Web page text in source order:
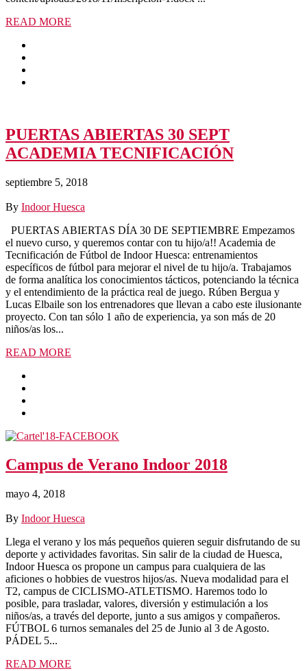
READ MORE
PUERTAS ABIERTAS 30 SEPT
ACADEMIA TECNIFICACIÓN
septiembre 5, 2018
By Indoor Huesca
PUERTAS ABIERTAS DÍA 30 DE SEPTIEMBRE Empezamos
el nuevo curso, y queremos contar con tu hijo/a!! Academia de
Tecnificación de Fútbol de Indoor Huesca: entrenamientos
específicos de fútbol para mejorar el nivel de tu hijo/a. Trabajamos
de forma analítica los conocimientos tácticos, potenciando la técnica
y el entendimiento de la práctica real de juego. Rúben Bergua y
Lucas Elbaile son los entrenadores que llevan a cabo este ilusionante
proyecto. Con tan sólo 1 año de experiencia, ya son más de 20
niños/as los...
READ MORE
Campus de Verano Indoor 2018
mayo 4, 2018
By Indoor Huesca
Llega el verano y los más pequeños quieren seguir disfrutando de su
deporte y actividades favoritas. Sin salir de la ciudad de Huesca,
Indoor Huesca os propone un campus para cualquiera de las
aficiones o hobbies de vuestros hijos/as. Nueva modalidad para el
T2, campus de CICLISMO-ATLETISMO. Haremos todo lo
posible, para trasladar, valores, diversión y estimulación a los
niños/as, a través del deporte, junto a sus amigos y compañeros.
FÚTBOL 6 turnos semanales del 25 de Junio al 3 de Agosto.
PÁDEL 5...
READ MORE